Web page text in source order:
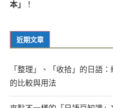
本」
！
近期文章
「整理」、「收拾」的日語
的比較與用法